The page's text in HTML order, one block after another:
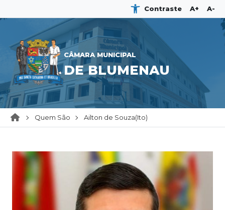
Contraste A+ A-
CÂMARA MUNICIPAL
DE BLUMENAU
Quem São Ailton de Souza(Ito)